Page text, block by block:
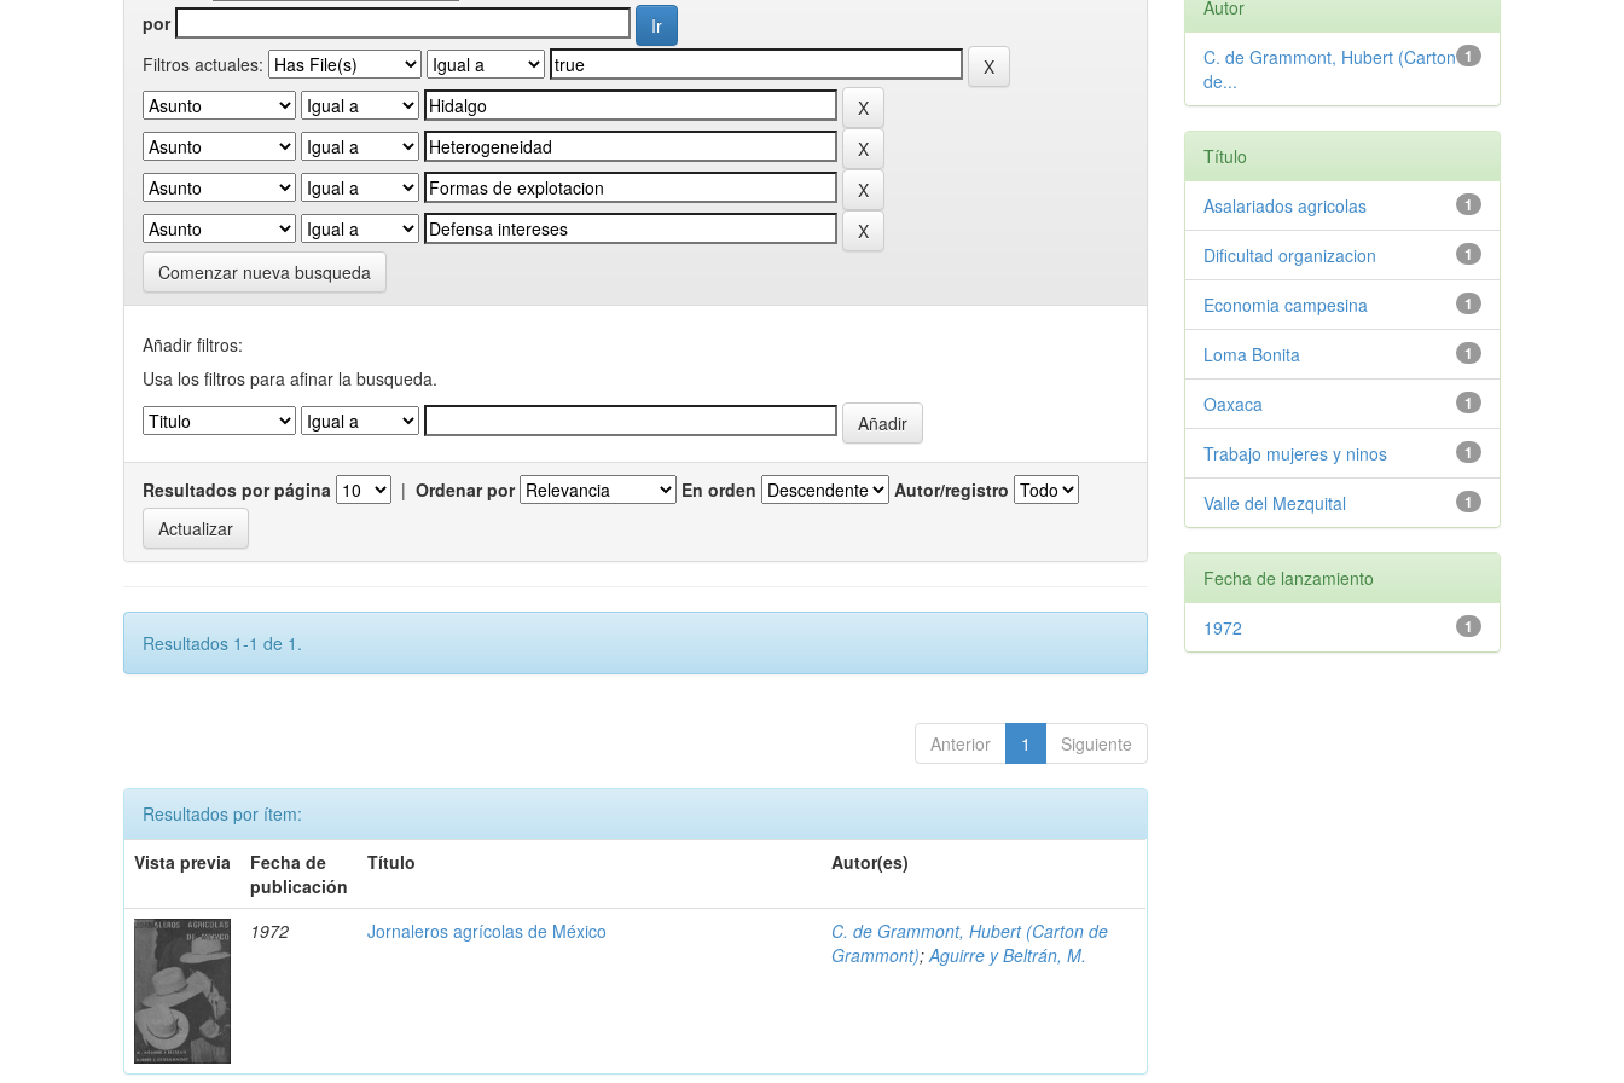
por
Filtros actuales:
Comenzar nueva busqueda
Añadir filtros:
Usa los filtros para afinar la busqueda.
Resultados por página | Ordenar por En orden Autor/registro
Resultados 1-1 de 1.
Anterior 1 Siguiente
Resultados por ítem:
Vista previa
Fecha de
publicación
Título Autor(es)
1972 Jornaleros agrícolas de México
C. de Grammont, Hubert (Carton de
Grammont);Aguirre y Beltrán, M.
Autor
1
C. de Grammont, Hubert (Carton
de...
Título
1
Asalariados agricolas
1
Dificultad organizacion
1
Economia campesina
1
Loma Bonita
1
Oaxaca
1
Trabajo mujeres y ninos
1
Valle del Mezquital
Fecha de lanzamiento
1
1972